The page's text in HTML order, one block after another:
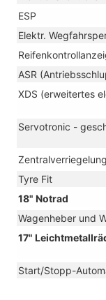
ESP
Elektr.
ASR
XDS (erweitertes
Servotronic -
Tyre Fit
18" Notrad
Wagenheber und
17"
Start/Stopp-